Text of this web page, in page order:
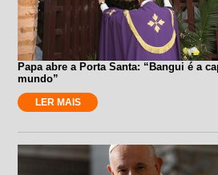
Papa abre a Porta Santa: “Bangui é a
mundo”
LER MAIS